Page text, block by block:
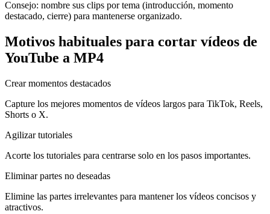
Consejo: nombre sus clips por tema (introducción, momento
destacado, cierre) para mantenerse organizado.
Motivos habituales para cortar vídeos de
YouTube a MP4
Crear momentos destacados
Capture los mejores momentos de vídeos largos para TikTok, Reels,
Shorts o X.
Agilizar tutoriales
Acorte los tutoriales para centrarse solo en los pasos importantes.
Eliminar partes no deseadas
Elimine las partes irrelevantes para mantener los vídeos concisos y
atractivos.